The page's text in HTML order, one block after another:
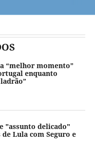
“melhor momento”
enquanto
"assunto delicado"
Lula com Seguro e